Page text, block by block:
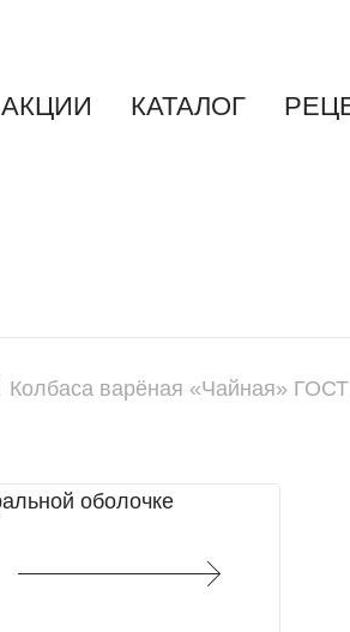
АКЦИИ КАТАЛОГ
Сырокопчёные
колбасы
колбасы
Сосиски
Колбаса варёная «Чайная»